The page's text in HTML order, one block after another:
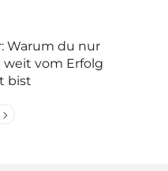
Warum du nur
vom Erfolg
bist